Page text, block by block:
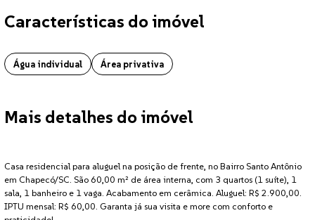
Casa localizado no bairro Santo Antônio em Chapecó. O imóvel
Características do imóvel
Água individual Área privativa
Mais detalhes do imóvel
Casa residencial para aluguel na posição de frente, no Bairro Santo Antônio
em Chapecó/SC. São 60,00 m² de área interna, com 3 quartos (1 suíte), 1
sala, 1 banheiro e 1 vaga. Acabamento em cerâmica. Aluguel: R$ 2.900,00.
IPTU mensal: R$ 60,00. Garanta já sua visita e more com conforto e